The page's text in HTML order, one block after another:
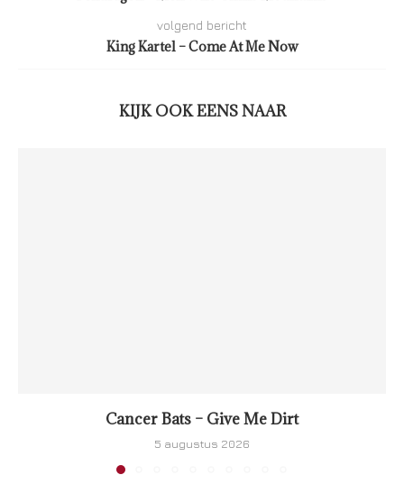
volgend bericht
King Kartel – Come At Me Now
KIJK OOK EENS NAAR
Cancer Bats – Give Me Dirt
5 augustus 2026